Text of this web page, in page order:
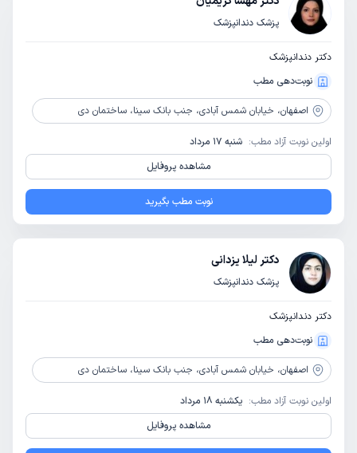
پزشک دندانپزشک
دکتر دندانپزشک
نوبت‌دهی مطب
اصفهان، خیابان شمس آبادی، جنب بانک سینا، ساختمان دی
اولین نوبت آزاد مطب: شنبه 17 مرداد
مشاهده پروفایل
نوبت مطب بگیرید
دکتر لیلا یزدانی
پزشک دندانپزشک
دکتر دندانپزشک
نوبت‌دهی مطب
اصفهان، خیابان شمس آبادی، جنب بانک سینا، ساختمان دی
اولین نوبت آزاد مطب: یکشنبه 18 مرداد
مشاهده پروفایل